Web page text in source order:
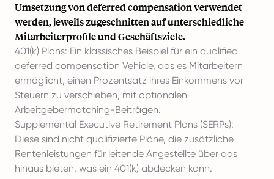
Umsetzung von deferred compensation verwendet
werden, jeweils zugeschnitten auf unterschiedliche
Mitarbeiterprofile und Geschäftsziele.
401(k) Plans: Ein klassisches Beispiel für ein qualified
deferred compensation Vehicle, das es Mitarbeitern
ermöglicht, einen Prozentsatz ihres Einkommens vor
Steuern zu verschieben, mit optionalen
Arbeitgebermatching-Beiträgen.
Supplemental Executive Retirement Plans (SERPs):
Diese sind nicht qualifizierte Pläne, die zusätzliche
Rentenleistungen für leitende Angestellte über das
hinaus bieten, was ein 401(k) abdecken kann.